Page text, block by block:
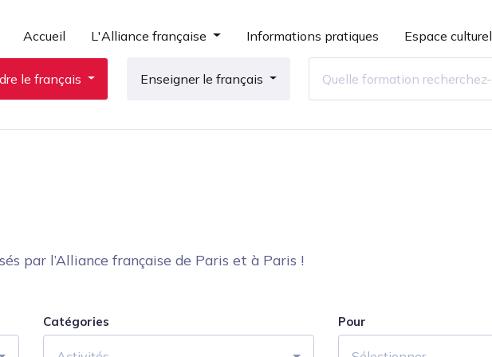
Accueil L'Alliance française Informations pratiques Espace culturel
le français Enseigner le français
par l’Alliance française de Paris et à Paris !
Catégories Pour